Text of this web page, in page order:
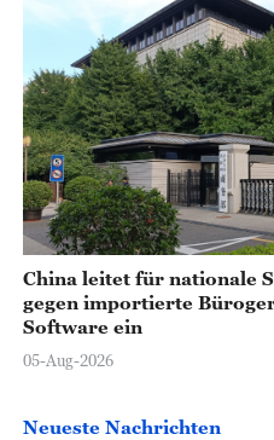
China leitet für nationale
gegen importierte
Software ein
05-Aug-2026
Neueste Nachrichten